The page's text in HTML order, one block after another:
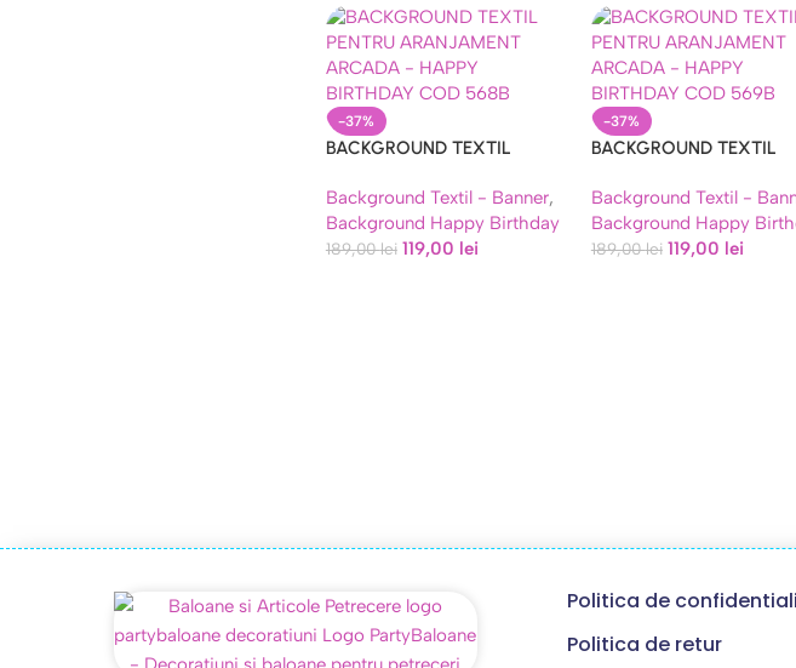
-37%
BACKGROUND TEXTIL
ARCADA – HAPPY BIRTHDAY
COD 568B
Background Textil - Banner,
Background Happy Birthday
189,00lei 119,00 lei
-37%
BACKGROUND TEXTIL
ARCADA – HAPPY
COD 569B
Background Textil -
Background Happy
189,00lei 119,00 lei
Politica de
Politica de retur